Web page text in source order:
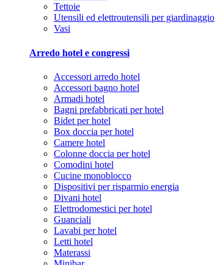
Tettoie
Utensili ed elettroutensili per giardinaggio
Vasi
Arredo hotel e congressi
Accessori arredo hotel
Accessori bagno hotel
Armadi hotel
Bagni prefabbricati per hotel
Bidet per hotel
Box doccia per hotel
Camere hotel
Colonne doccia per hotel
Comodini hotel
Cucine monoblocco
Dispositivi per risparmio energia
Divani hotel
Elettrodomestici per hotel
Guanciali
Lavabi per hotel
Letti hotel
Materassi